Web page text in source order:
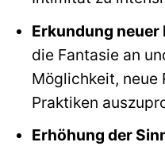
Erkundung neuer
die Fantasie an
Möglichkeit, neue
Praktiken
Erhöhung der